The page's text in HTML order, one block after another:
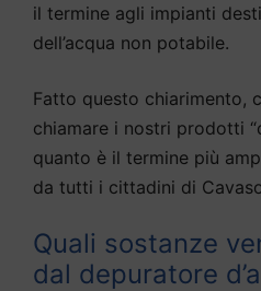
il termine agli impianti
dell’acqua non potabile.
Fatto questo chiarimento,
chiamare i nostri prodotti
quanto è il termine più
da tutti i cittadini di
Quali sostanze
dal depuratore